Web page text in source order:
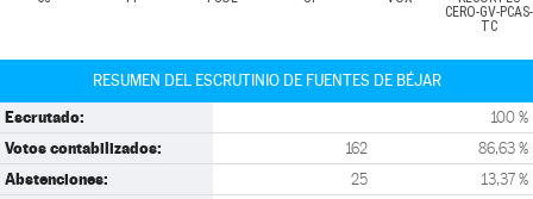
CERO-GV-PCAS-
TC
RESUMEN DEL ESCRUTINIO DE FUENTES DE BÉJAR
Escrutado: 100 %
Votos contabilizados: 162 86,63 %
Abstenciones: 25 13,37 %